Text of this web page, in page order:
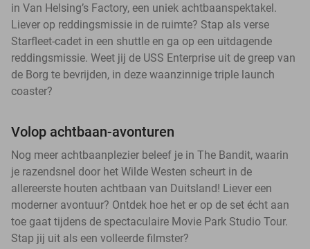
in Van Helsing’s Factory, een uniek achtbaanspektakel.
Liever op reddingsmissie in de ruimte? Stap als verse
Starfleet-cadet in een shuttle en ga op een uitdagende
reddingsmissie. Weet jij de USS Enterprise uit de greep van
de Borg te bevrijden, in deze waanzinnige triple launch
coaster?
Volop achtbaan-avonturen
Nog meer achtbaanplezier beleef je in The Bandit, waarin
je razendsnel door het Wilde Westen scheurt in de
allereerste houten achtbaan van Duitsland! Liever een
moderner avontuur? Ontdek hoe het er op de set écht aan
toe gaat tijdens de spectaculaire Movie Park Studio Tour.
Stap jij uit als een volleerde filmster?